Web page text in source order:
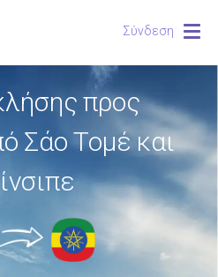
Σύνδεση
προς
Σάο Τομέ και